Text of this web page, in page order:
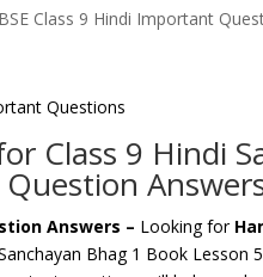
Class 9 Hindi Important
Class 9 Hindi
Answers – Looking for
Bhag 1 Book Lesson